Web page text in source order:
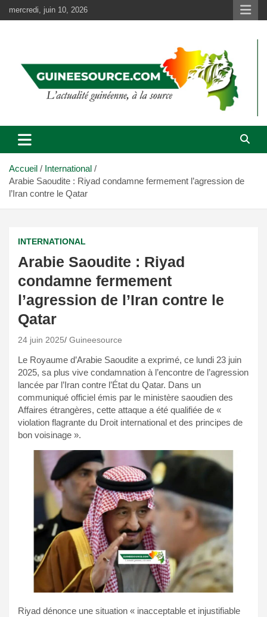
au
mercredi, juin 10, 2026
Accueil
International
Arabie Saoudite : Riyad condamne fermement l’agression de
l’Iran contre le Qatar
INTERNATIONAL
Arabie Saoudite : Riyad
condamne fermement
l’agression de l’Iran contre le
Qatar
24 juin 2025 Guineesource
Le Royaume d’Arabie Saoudite a exprimé, ce lundi 23 juin
2025, sa plus vive condamnation à l’encontre de l’agression
lancée par l’Iran contre l’État du Qatar. Dans un
communiqué officiel émis par le ministère saoudien des
Affaires étrangères, cette attaque a été qualifiée de «
violation flagrante du Droit international et des principes de
bon voisinage ».
Riyad dénonce une situation « inacceptable et injustifiable